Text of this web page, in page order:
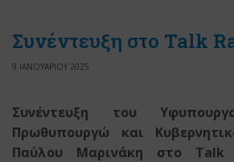
Συνέντευξη στο Talk
9 ΙΑΝΟΥΑΡΙΟΥ 2025
Συνέντευξη του
Πρωθυπουργώ και
Παύλου Μαρινάκη στο Talk